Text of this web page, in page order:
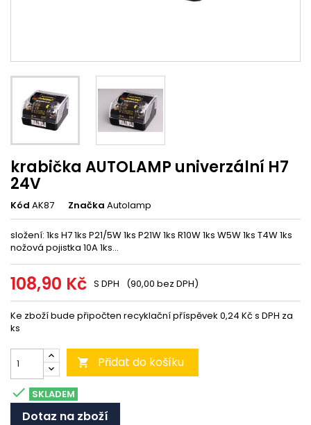
krabička AUTOLAMP univerzální H7
24V
Kód AK87 Značka Autolamp
složení: 1ks H7 1ks P21/5W 1ks P21W 1ks R10W 1ks W5W 1ks T4W 1ks
nožová pojistka 10A 1ks...
108,90 Kč S DPH (90,00 bez DPH)
Ke zboží bude připočten recyklační příspěvek 0,24 Kč s DPH za
ks
 Přidat do košíku
 SKLADEM
Dotaz na zboží